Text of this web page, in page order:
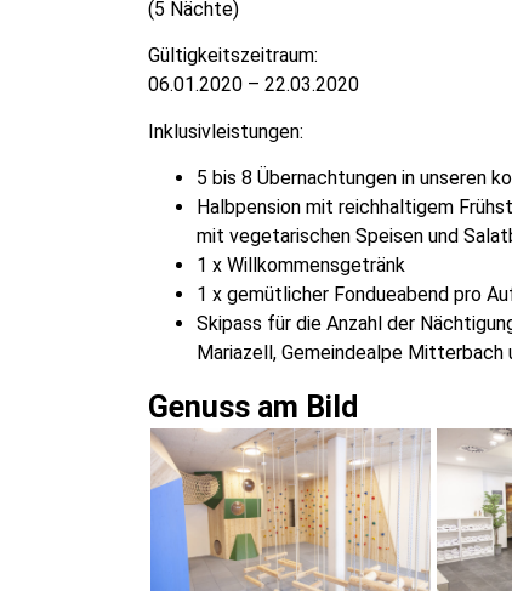
(5 Nächte)
Gültigkeitszeitraum:
06.01.2020 – 22.03.2020
Inklusivleistungen:
5 bis 8 Übernachtungen in unseren
Halbpension mit reichhaltigem
mit vegetarischen Speisen und
1 x Willkommensgetränk
1 x gemütlicher Fondueabend pro
Skipass für die Anzahl der
Mariazell, Gemeindealpe Mitterbach
Genuss am Bild